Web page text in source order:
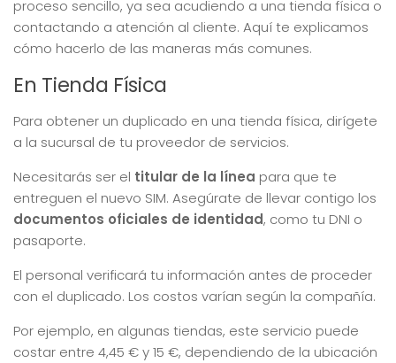
proceso sencillo, ya sea acudiendo a una tienda física o
contactando a atención al cliente. Aquí te explicamos
cómo hacerlo de las maneras más comunes.
En Tienda Física
Para obtener un duplicado en una tienda física, dirígete
a la sucursal de tu proveedor de servicios.
Necesitarás ser el titular de la línea para que te
entreguen el nuevo SIM. Asegúrate de llevar contigo los
documentos oficiales de identidad, como tu DNI o
pasaporte.
El personal verificará tu información antes de proceder
con el duplicado. Los costos varían según la compañía.
Por ejemplo, en algunas tiendas, este servicio puede
costar entre 4,45 € y 15 €, dependiendo de la ubicación